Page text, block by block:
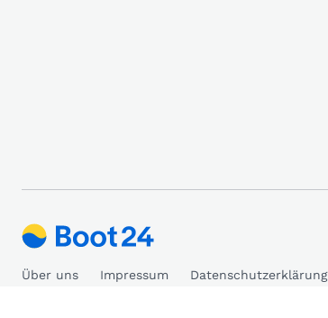
Über uns Impressum Datenschutzerklärung